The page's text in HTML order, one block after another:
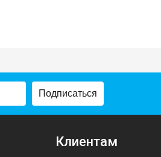
Подписаться
Клиентам